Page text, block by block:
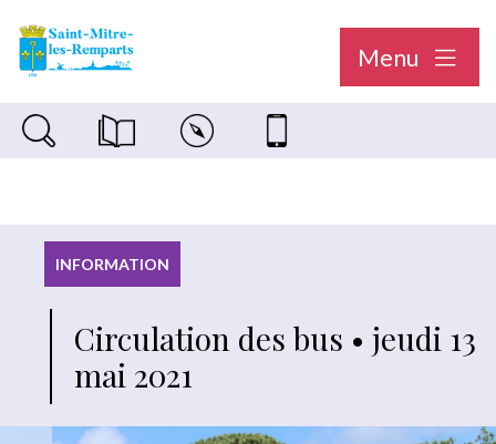
Menu
Recherche sur le siteMagazine municipal "Le Saint-Mitréen"
Carte interactiveNous contacter
INFORMATION
Circulation des bus • jeudi 13
mai 2021